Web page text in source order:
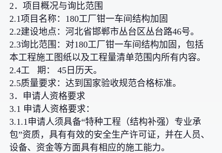
2．项目概况与询比范围
2.1项目名称：180工厂钳一车间结构加固
2.2建设地点：河北省邯郸市丛台区丛台路46号。
2.3询比范围：对180工厂钳一车间结构加固，包括
本工程施工图纸以及工程量清单范围内所有内容。
2.4工 期： 45日历天。
2.5质量要求：达到国家验收规范合格标准。
3．申请人资格要求
3.1 申请人资格要求：
3.1.1申请人须具备“特种工程（结构补强）专业承
包”资质，具有有效的安全生产许可证，并在人员、
设备、资金等方面具有相应的施工能力。